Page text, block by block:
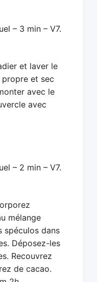
– 3 min – V7.
et laver le
et sec
avec le
avec
– 2 min – V7.
mélange
spéculos dans
Déposez-les
Recouvrez
de cacao.